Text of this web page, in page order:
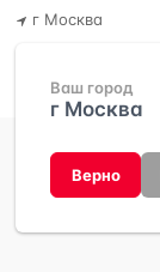
г Москва
Ваш город
г Москва
Верно